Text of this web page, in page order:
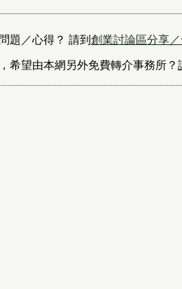
題／心得？ 請到 創業討論區分享
希望由本網另外免費轉介事務所？